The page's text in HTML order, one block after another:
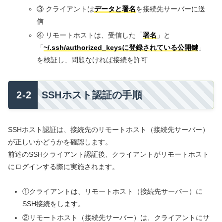
③ クライアントはデータと署名を接続先サーバーに送
信
④ リモートホストは、受信した「署名 」と
「~/.ssh/authorized_keysに登録されている公開鍵」
を検証し、問題なければ接続を許可
SSHホスト認証の手順
SSHホスト認証は、接続先のリモートホスト（接続先サーバー）
が正しいかどうかを確認します。
前述のSSHクライアント認証後、クライアントがリモートホスト
にログインする際に実施されます。
①クライアントは、リモートホスト（接続先サーバー）に
SSH接続をします。
②リモートホスト（接続先サーバー）は、クライアントにサ